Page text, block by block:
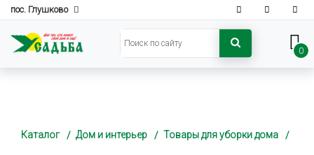
пос. Глушково
0
Каталог Дом и интерьер Товары для уборки дома